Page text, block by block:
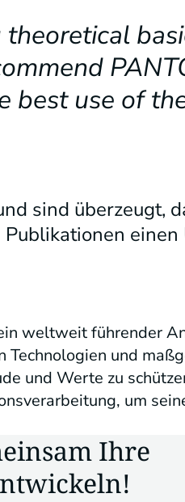
best use of
sind überzeugt,
weltweit führender
und
und Werte zu
um
Ihre